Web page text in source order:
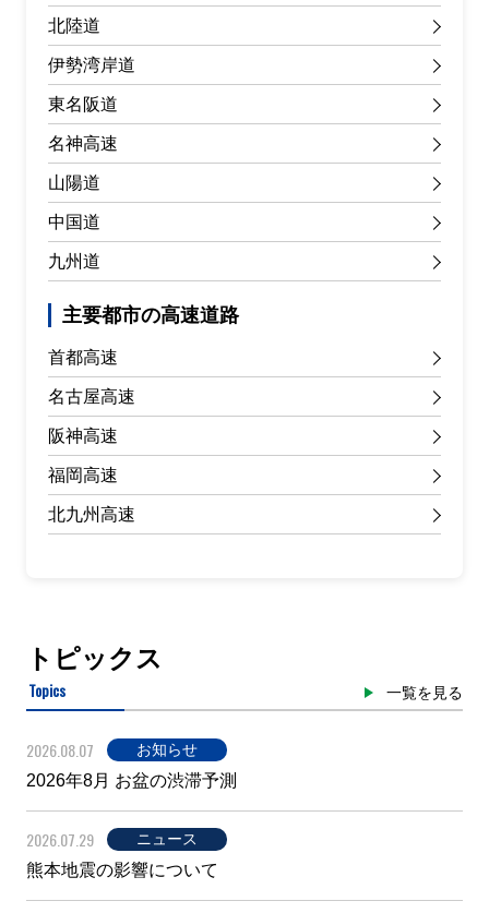
北陸道
伊勢湾岸道
東名阪道
名神高速
山陽道
中国道
九州道
主要都市の高速道路
首都高速
名古屋高速
阪神高速
福岡高速
北九州高速
トピックス
Topics 一覧を見る
2026.08.07 お知らせ
2026年8月 お盆の渋滞予測
2026.07.29 ニュース
熊本地震の影響について